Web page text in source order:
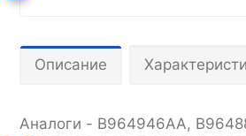
Описание
Аналоги - B964946AA,